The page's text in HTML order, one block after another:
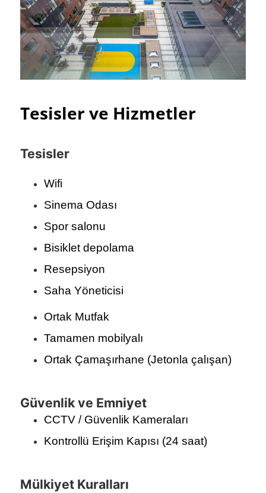
Tesisler ve Hizmetler
Tesisler
Wifi
Sinema Odası
Spor salonu
Bisiklet depolama
Resepsiyon
Saha Yöneticisi
Ortak Mutfak
Tamamen mobilyalı
Ortak Çamaşırhane (Jetonla çalışan)
Güvenlik ve Emniyet
CCTV / Güvenlik Kameraları
Kontrollü Erişim Kapısı (24 saat)
Mülkiyet Kuralları